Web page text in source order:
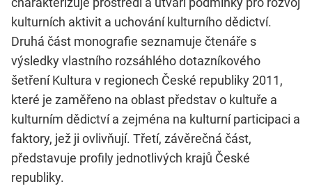
kulturních aktivit a uchování kulturního dědictví.
Druhá část monografie seznamuje čtenáře s
výsledky vlastního rozsáhlého dotazníkového
šetření Kultura v regionech České republiky 2011,
které je zaměřeno na oblast představ o kultuře a
kulturním dědictví a zejména na kulturní participaci a
faktory, jež ji ovlivňují. Třetí, závěrečná část,
představuje profily jednotlivých krajů České
republiky.